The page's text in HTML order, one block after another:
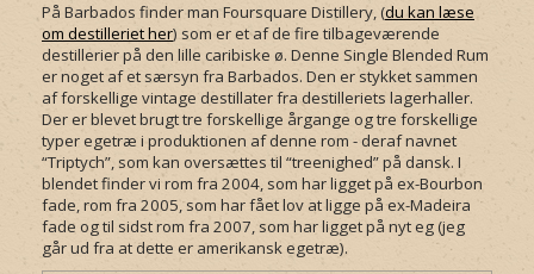
På Barbados finder man Foursquare Distillery, (du kan læse
om destilleriet her) som er et af de fire tilbageværende
destillerier på den lille caribiske ø. Denne Single Blended Rum
er noget af et særsyn fra Barbados. Den er stykket sammen
af forskellige vintage destillater fra destilleriets lagerhaller.
Der er blevet brugt tre forskellige årgange og tre forskellige
typer egetræ i produktionen af denne rom - deraf navnet
“Triptych”, som kan oversættes til “treenighed” på dansk. I
blendet finder vi rom fra 2004, som har ligget på ex-Bourbon
fade, rom fra 2005, som har fået lov at ligge på ex-Madeira
fade og til sidst rom fra 2007, som har ligget på nyt eg (jeg
går ud fra at dette er amerikansk egetræ).